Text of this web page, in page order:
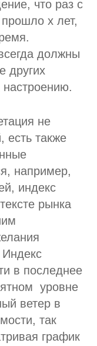
что раз с
х лет,
должны
других
не
есть также
например,
индекс
рынка
Индекс
в последнее
уровне
ветер в
так
график